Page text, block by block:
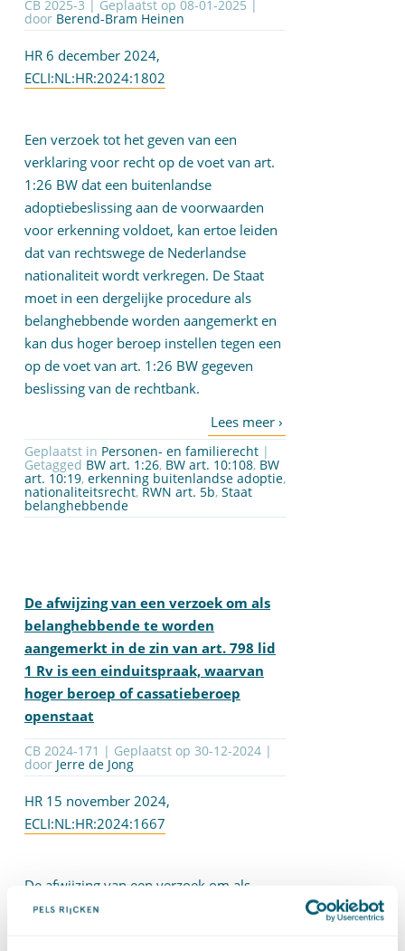
CB 2025-3 | Geplaatst op 08-01-2025 |
door Berend-Bram Heinen
HR 6 december 2024,
ECLI:NL:HR:2024:1802
Een verzoek tot het geven van een
verklaring voor recht op de voet van art.
1:26 BW dat een buitenlandse
adoptiebeslissing aan de voorwaarden
voor erkenning voldoet, kan ertoe leiden
dat van rechtswege de Nederlandse
nationaliteit wordt verkregen. De Staat
moet in een dergelijke procedure als
belanghebbende worden aangemerkt en
kan dus hoger beroep instellen tegen een
op de voet van art. 1:26 BW gegeven
beslissing van de rechtbank.
Geplaatst in Personen- en familierecht
Getagged BW art. 1:26, BW art. 10:108, BW
art. 10:19, erkenning buitenlandse adoptie,
nationaliteitsrecht, RWN art. 5b, Staat
belanghebbende
De afwijzing van een verzoek om als
belanghebbende te worden
aangemerkt in de zin van art. 798 lid
1 Rv is een einduitspraak, waarvan
hoger beroep of cassatieberoep
openstaat
CB 2024-171 | Geplaatst op 30-12-2024 |
door Jerre de Jong
HR 15 november 2024,
ECLI:NL:HR:2024:1667
De afwijzing van een verzoek om als
belanghebbende in de zin van